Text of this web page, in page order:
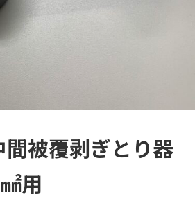
間被覆剥ぎとり器
用